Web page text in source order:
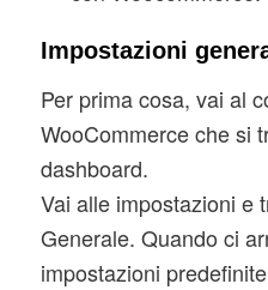
Impostazioni
Per prima cosa, vai al
WooCommerce che si
dashboard.
Vai alle impostazioni e
Generale. Quando ci
impostazioni